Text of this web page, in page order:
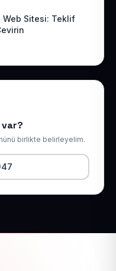
Web Sitesi: Teklif
var?
birlikte belirleyelim.